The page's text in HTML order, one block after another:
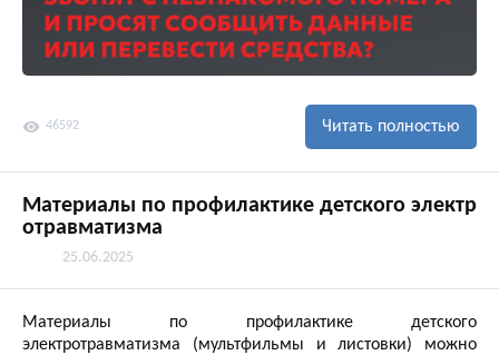
visibility 46592 Читать полностью
Материалы по профилактике детского электр
отравматизма
25.06.2025
Материалы по профилактике детского
электротравматизма (мультфильмы и листовки) можно